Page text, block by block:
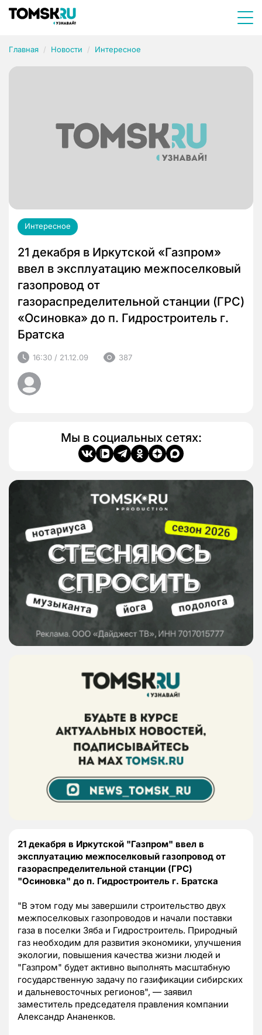
Главная Новости Интересное
Интересное
21 декабря в Иркутской «Газпром»
ввел в эксплуатацию межпоселковый
газопровод от
газораспределительной станции (ГРС)
«Осиновка» до п. Гидростроитель г.
Братска
16:30 / 21.12.09 387
Мы в социальных сетях:
21 декабря в Иркутской "Газпром" ввел в
эксплуатацию межпоселковый газопровод от
газораспределительной станции (ГРС)
"Осиновка" до п. Гидростроитель г. Братска
"В этом году мы завершили строительство двух
межпоселковых газопроводов и начали поставки
газа в поселки Зяба и Гидростроитель. Природный
газ необходим для развития экономики, улучшения
экологии, повышения качества жизни людей и
"Газпром" будет активно выполнять масштабную
государственную задачу по газификации сибирских
и дальневосточных регионов", — заявил
заместитель председателя правления компании
Александр Ананенков.